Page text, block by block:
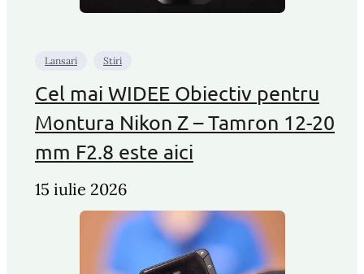
Lansari Stiri
Cel mai WIDEE Obiectiv pentru
Montura Nikon Z – Tamron 12-20
mm F2.8 este aici
15 iulie 2026